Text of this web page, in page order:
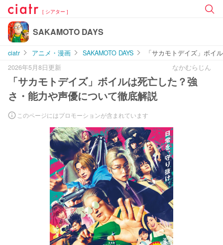
[ シアター ]
SAKAMOTO DAYS
ciatr アニメ・漫画 SAKAMOTO DAYS
「サカモトデイズ」ボイ
2026年5月8日更新
なかむらじん
「サカモトデイズ」ボイルは死亡した？強
さ・能力や声優について徹底解説
このページにはプロモーションが含まれています